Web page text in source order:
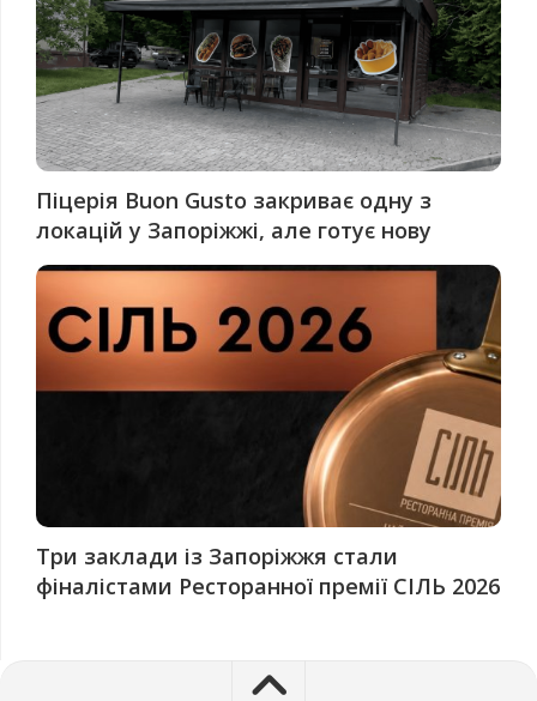
Піцерія Buon Gusto закриває одну з
локацій у Запоріжжі, але готує нову
Три заклади із Запоріжжя стали
фіналістами Ресторанної премії СІЛЬ 2026